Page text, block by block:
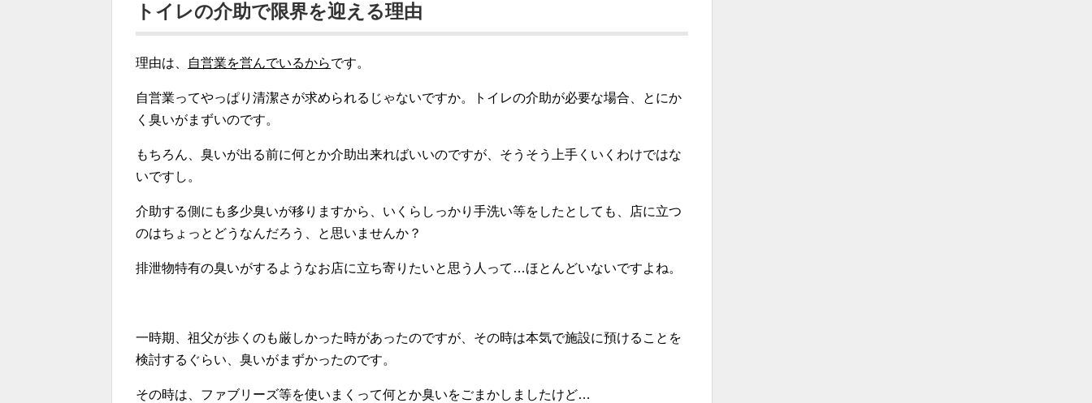
トイレの介助で限界を迎える理由
理由は、 自営業を営んでいるからです。
自営業ってやっぱり清潔さが求められるじゃないですか。トイレの介助が必要な場合、とにか
く臭いがまずいのです。
もちろん、臭いが出る前に何とか介助出来ればいいのですが、そうそう上手くいくわけではな
いですし。
介助する側にも多少臭いが移りますから、いくらしっかり手洗い等をしたとしても、店に立つ
のはちょっとどうなんだろう、と思いませんか？
排泄物特有の臭いがするようなお店に立ち寄りたいと思う人って…ほとんどいないですよね。
一時期、祖父が歩くのも厳しかった時があったのですが、その時は本気で施設に預けることを
検討するぐらい、臭いがまずかったのです。
その時は、ファブリーズ等を使いまくって何とか臭いをごまかしましたけど…